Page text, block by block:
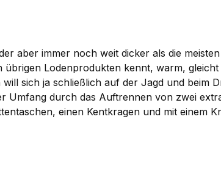
aber immer noch weit dicker als die
Lodenprodukten kennt, warm,
sich ja schließlich auf der Jagd und beim
Umfang durch das Auftrennen von zwei
einen Kentkragen und mit einem